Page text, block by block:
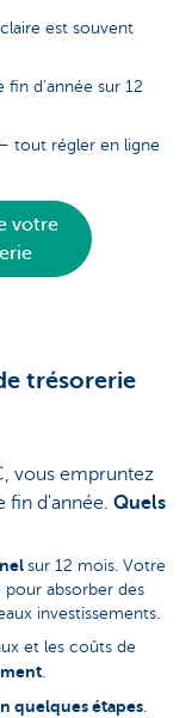
est souvent
fin d'année sur 12
– tout régler en ligne
votre
trésorerie
vous empruntez
fin d'année. Quels
sur 12 mois. Votre
absorber des
investissements.
et les coûts de
.
quelques étapes.